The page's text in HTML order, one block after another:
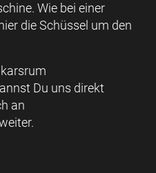
Wie bei einer
die Schüssel um den
Du uns direkt
an